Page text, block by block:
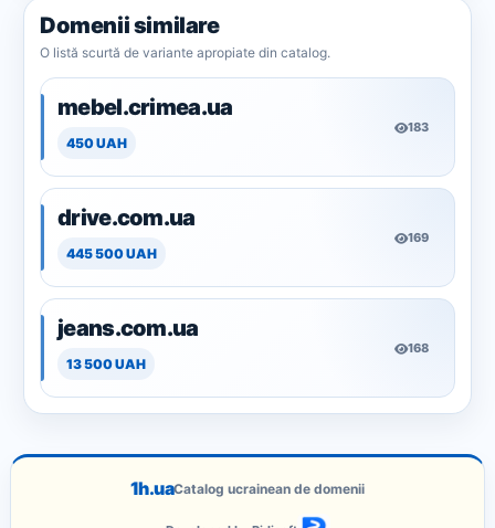
Domenii similare
O listă scurtă de variante apropiate din catalog.
mebel.crimea.ua
450 UAH
183
drive.com.ua
445 500 UAH
169
jeans.com.ua
13 500 UAH
168
1h.uaCatalog ucrainean de domenii